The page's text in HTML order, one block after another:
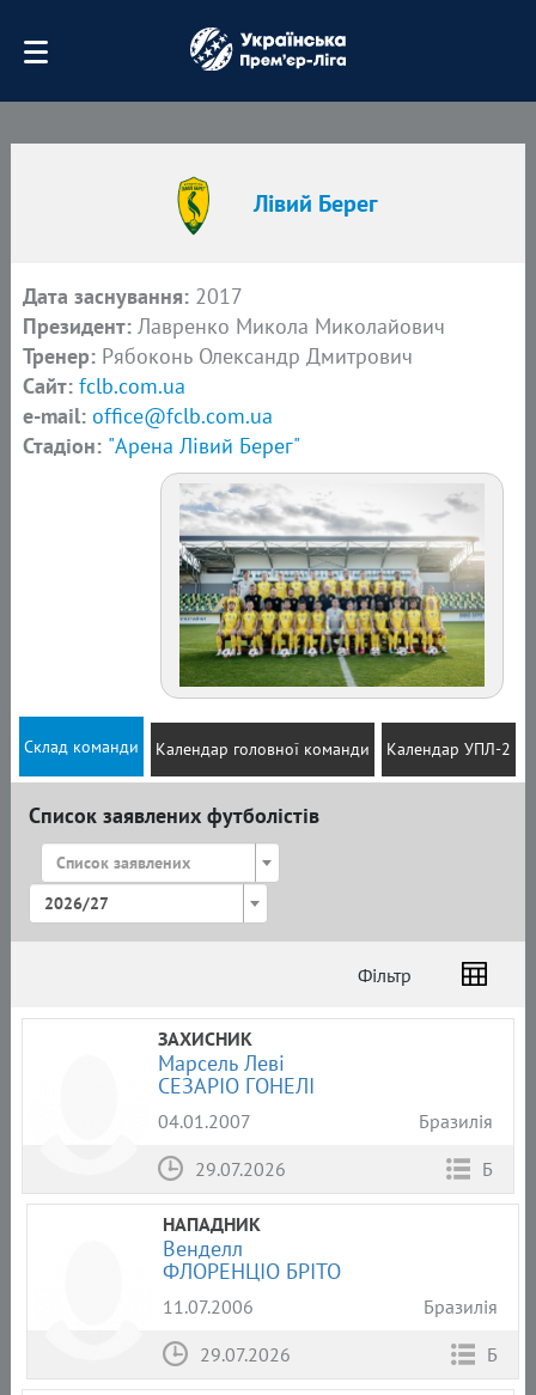
Лівий Берег
Дата заснування: 2017
Президент: Лавренко Микола Миколайович
Тренер: Рябоконь Олександр Дмитрович
Сайт: fclb.com.ua
e-mail: office@fclb.com.ua
Стадіон: "Арена Лівий Берег"
Склад команди Календар головної команди Календар УПЛ-2
Список заявлених футболістів
Список заявлених
2026/27
Фільтр
Список
Амплуа
Громадянство
ЗАХИСНИК
Марсель Леві
СЕЗАРІО ГОНЕЛІ
04.01.2007
Бразилія
29.07.2026
Б
НАПАДНИК
Венделл
ФЛОРЕНЦІО БРІТО
11.07.2006
Бразилія
29.07.2026
Б